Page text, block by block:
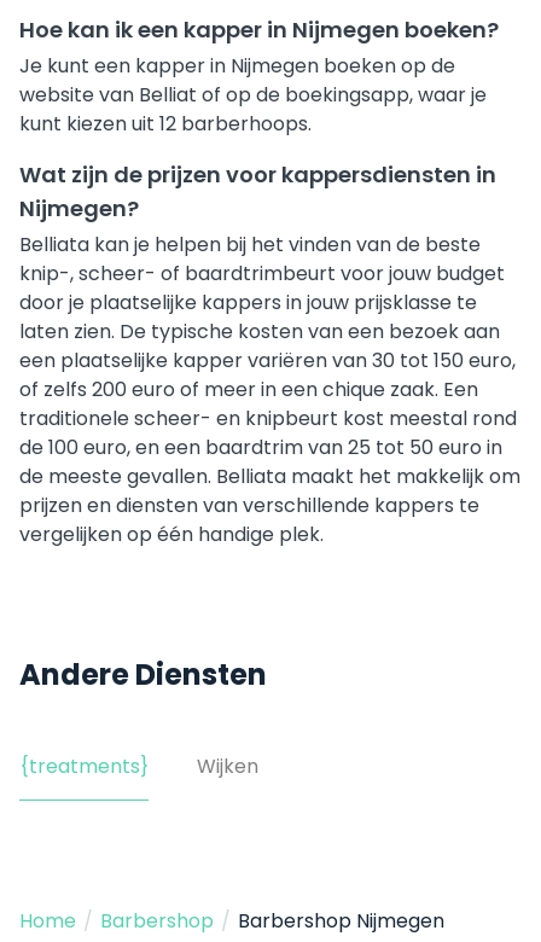
Hoe kan ik een kapper in Nijmegen boeken?
Je kunt een kapper in Nijmegen boeken op de
website van Belliat of op de boekingsapp, waar je
kunt kiezen uit 12 barberhoops.
Wat zijn de prijzen voor kappersdiensten in
Nijmegen?
Belliata kan je helpen bij het vinden van de beste
knip-, scheer- of baardtrimbeurt voor jouw budget
door je plaatselijke kappers in jouw prijsklasse te
laten zien. De typische kosten van een bezoek aan
een plaatselijke kapper variëren van 30 tot 150 euro,
of zelfs 200 euro of meer in een chique zaak. Een
traditionele scheer- en knipbeurt kost meestal rond
de 100 euro, en een baardtrim van 25 tot 50 euro in
de meeste gevallen. Belliata maakt het makkelijk om
prijzen en diensten van verschillende kappers te
vergelijken op één handige plek.
Andere Diensten
{treatments} Wijken
Home / Barbershop / Barbershop Nijmegen